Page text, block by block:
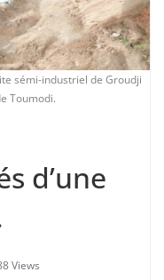
sémi-industriel de Groudji
Toumodi.
d’une
Views